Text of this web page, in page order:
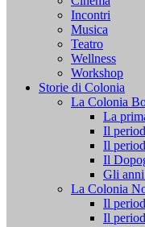
Incontri
Musica
Teatro
Wellness
Workshop
Storie di Colonia
La Colonia
La
Il
Il
Il
Gli anni
La Colonia
Il
Il